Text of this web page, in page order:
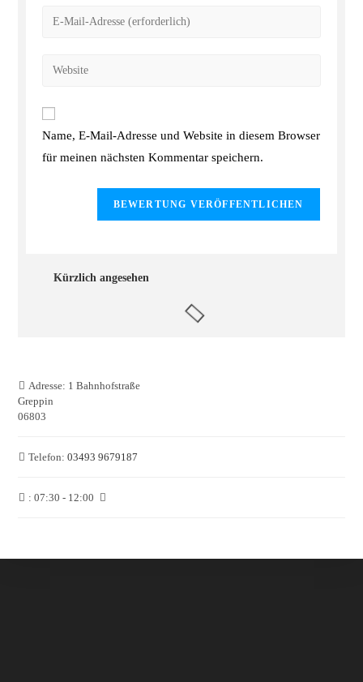
Name, E-Mail-Adresse und Website in diesem Browser
für meinen nächsten Kommentar speichern.
Kürzlich angesehen
Adresse: 1 Bahnhofstraße
Greppin
06803
Telefon: 03493 9679187
: 07:30 - 12:00